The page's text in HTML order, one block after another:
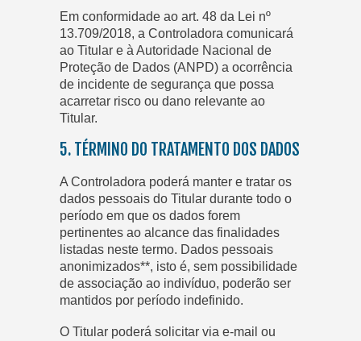
Em conformidade ao art. 48 da Lei nº
13.709/2018, a Controladora comunicará
ao Titular e à Autoridade Nacional de
Proteção de Dados (ANPD) a ocorrência
de incidente de segurança que possa
acarretar risco ou dano relevante ao
Titular.
5. TÉRMINO DO TRATAMENTO DOS DADOS
A Controladora poderá manter e tratar os
dados pessoais do Titular durante todo o
período em que os dados forem
pertinentes ao alcance das finalidades
listadas neste termo. Dados pessoais
anonimizados**, isto é, sem possibilidade
de associação ao indivíduo, poderão ser
mantidos por período indefinido.
O Titular poderá solicitar via e-mail ou